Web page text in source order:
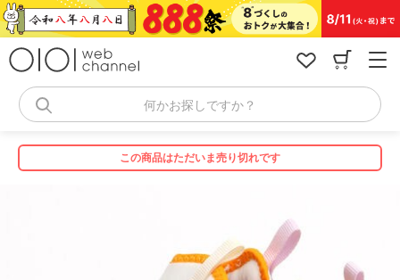
コ
ン
何かお探しですか？
この商品はただいま売り切れです